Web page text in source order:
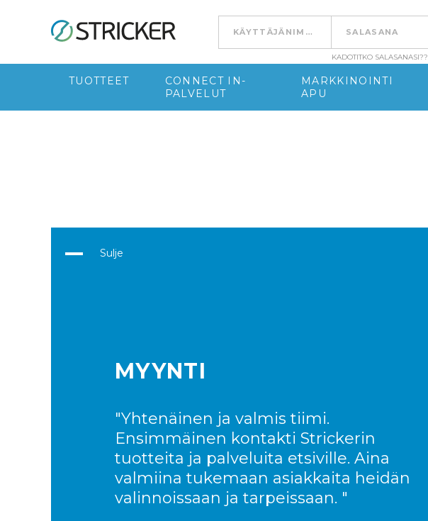
Go to content
KADOTITKO SALASANASI??
TUOTTEET
CONNECT IN-
PALVELUT
MARKKINOINTI
APU
Sulje
MYYNTI
"Yhtenäinen ja valmis tiimi.
Ensimmäinen kontakti Strickerin
tuotteita ja palveluita etsiville. Aina
valmiina tukemaan asiakkaita heidän
valinnoissaan ja tarpeissaan. "